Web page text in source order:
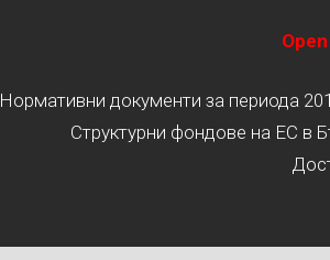
Нормативни документи за периода
Структурни фондове на ЕС в